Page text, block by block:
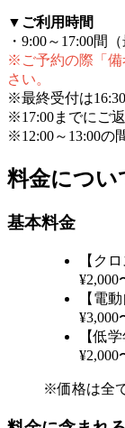
▼ご利用時間
・9:00～17:00間
※ご予約の際「備
さい。
※最終受付は16:30
※17:00までにご
※12:00～13:00の
料金につい
基本料金
【ク
¥2,000
【電
¥3,000
【低
¥2,000
※価格は全